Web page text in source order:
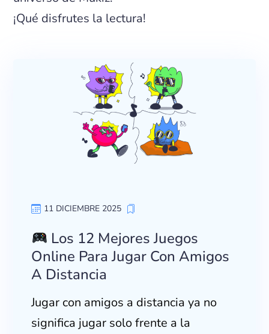
¡Qué disfrutes la lectura!
11 DICIEMBRE 2025
Los 12 Mejores Juegos
Online Para Jugar Con Amigos
A Distancia
Jugar con amigos a distancia ya no
significa jugar solo frente a la